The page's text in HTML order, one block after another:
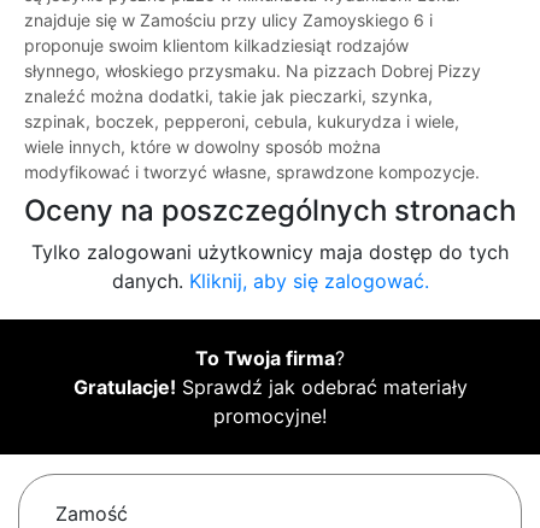
znajduje się w Zamościu przy ulicy Zamoyskiego 6 i
proponuje swoim klientom kilkadziesiąt rodzajów
słynnego, włoskiego przysmaku. Na pizzach Dobrej Pizzy
znaleźć można dodatki, takie jak pieczarki, szynka,
szpinak, boczek, pepperoni, cebula, kukurydza i wiele,
wiele innych, które w dowolny sposób można
modyfikować i tworzyć własne, sprawdzone kompozycje.
Oceny na poszczególnych stronach
Tylko zalogowani użytkownicy maja dostęp do tych
danych. Kliknij, aby się zalogować.
To Twoja firma?
Gratulacje! Sprawdź jak odebrać materiały
promocyjne!
Zamość